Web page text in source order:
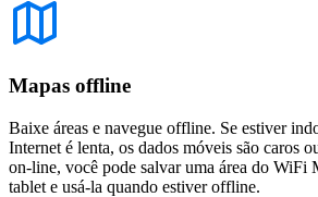
Mapas offline
Baixe áreas e navegue offline. Se estiver
Internet é lenta, os dados móveis são caros
on-line, você pode salvar uma área do WiFi
tablet e usá-la quando estiver offline.